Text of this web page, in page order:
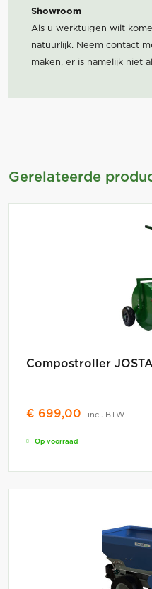
Showroom
Als u werktuigen wilt
natuurlijk. Neem contact
maken, er is namelijk niet
Gerelateerde
Compostroller
€ 699,00 incl. BTW
Op voorraad